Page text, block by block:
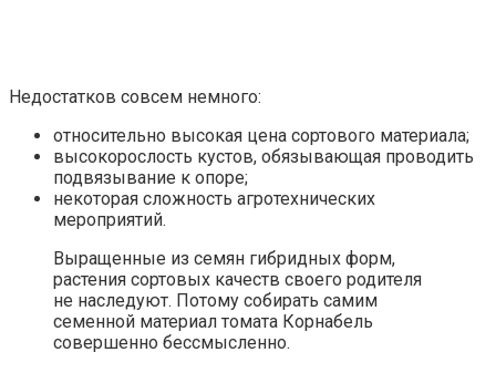
Недостатков совсем немного:
относительно высокая цена сортового материала;
высокорослость кустов, обязывающая проводить
подвязывание к опоре;
некоторая сложность агротехнических
мероприятий.
Выращенные из семян гибридных форм,
растения сортовых качеств своего родителя
не наследуют. Потому собирать самим
семенной материал томата Корнабель
совершенно бессмысленно.